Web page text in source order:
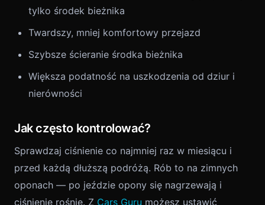
tylko środek bieżnika
Twardszy, mniej komfortowy przejazd
Szybsze ścieranie środka bieżnika
Większa podatność na uszkodzenia od dziur i
nierówności
Jak często kontrolować?
Sprawdzaj ciśnienie co najmniej raz w miesiącu i
przed każdą dłuższą podróżą. Rób to na zimnych
oponach — po jeździe opony się nagrzewają i
ciśnienie rośnie. Z Cars Guru możesz ustawić